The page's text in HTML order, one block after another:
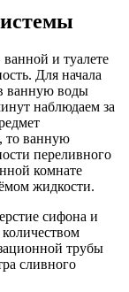
и туалете
Для начала
ванную воды
наблюдаем за
то ванную
переливного
комнате
жидкости.
сифона и
трубы
сливного